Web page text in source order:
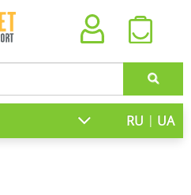
RU | UA